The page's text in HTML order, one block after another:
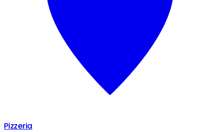
Pizzeria